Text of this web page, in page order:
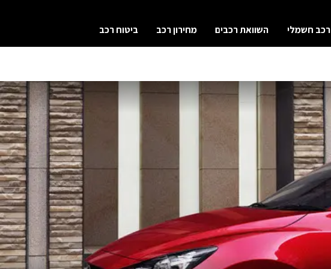
רכב חשמלי השוואת רכבים מחירון רכב ביטוח רכב